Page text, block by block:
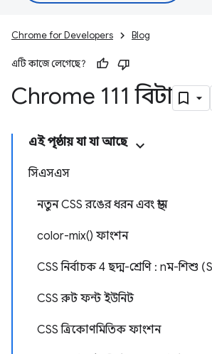
Chrome for Developers Blog
এটি কাজে লেগেছে?
Chrome 111 বিটা
এই পৃষ্ঠায় যা যা আছে
সিএসএস
নতুন CSS রঙের ধরন এবং স্থান
color-mix() ফাংশন
CSS নির্বাচক 4 ছদ্ম-শ্রেণি : nম-শিশু
CSS রুট ফন্ট ইউনিট
CSS ত্রিকোণমিতিক ফাংশন